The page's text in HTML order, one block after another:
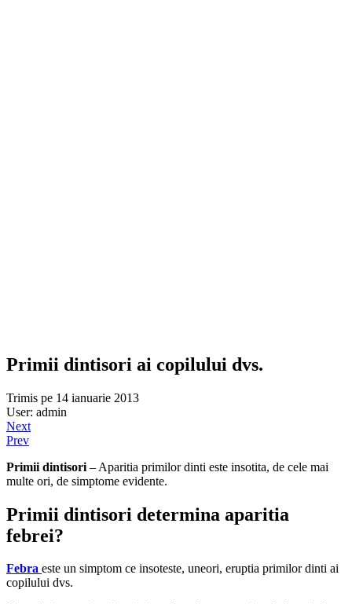
Primii dintisori ai copilului dvs.
Trimis pe 14 ianuarie 2013
User: admin
Next
Prev
Primii dintisori – Aparitia primilor dinti este insotita, de cele mai
multe ori, de simptome evidente.
Primii dintisori determina aparitia
febrei?
Febra este un simptom ce insoteste, uneori, eruptia primilor dinti ai
copilului dvs.